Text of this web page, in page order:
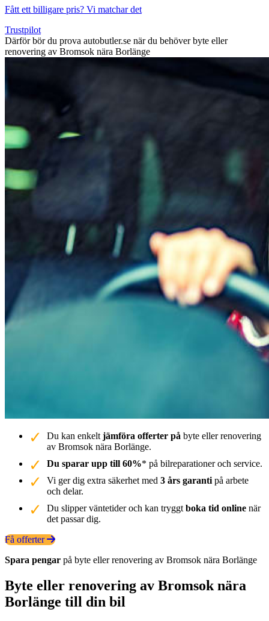
Fått ett billigare pris? Vi matchar det
Trustpilot
Därför bör du prova autobutler.se när du behöver byte eller
renovering av Bromsok nära Borlänge
Du kan enkelt jämföra offerter på byte eller renovering
av Bromsok nära Borlänge.
Du sparar upp till 60%* på bilreparationer och service.
Vi ger dig extra säkerhet med 3 års garanti på arbete
och delar.
Du slipper väntetider och kan tryggt boka tid online när
det passar dig.
Få offerter
Spara pengar på byte eller renovering av Bromsok nära Borlänge
Byte eller renovering av Bromsok nära
Borlänge till din bil